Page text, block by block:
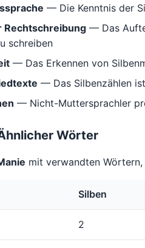
— Die Kenntnis der
Rechtschreibung — Das
schreiben
— Das Erkennen von
— Das Silbenzählen
— Nicht-Muttersprachler
Wörter
mit verwandten
Silben
2